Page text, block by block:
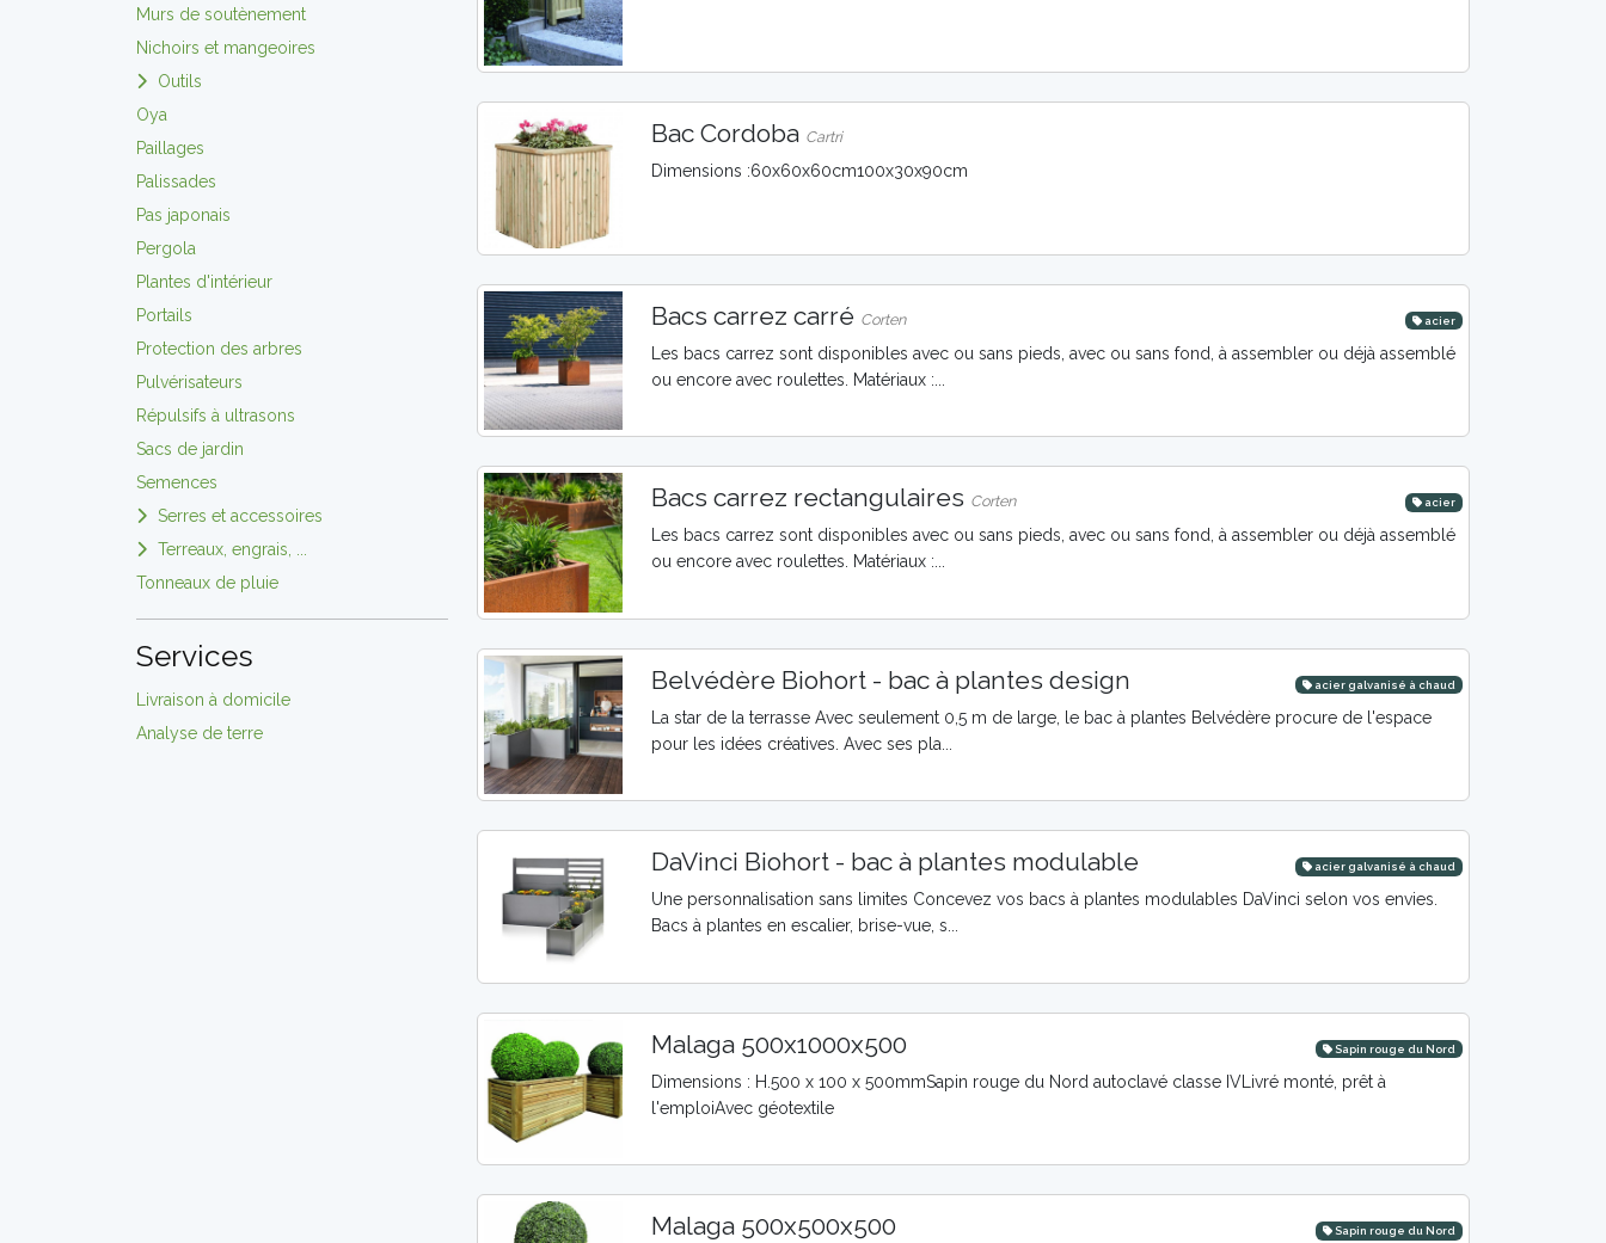
Murs de soutènement
Nichoirs et mangeoires
Outils
Oya
Paillages
Palissades
Pas japonais
Pergola
Plantes d'intérieur
Portails
Protection des arbres
Pulvérisateurs
Répulsifs à ultrasons
Sacs de jardin
Semences
Serres et accessoires
Terreaux, engrais, ...
Tonneaux de pluie
Services
Livraison à domicile
Analyse de terre
Bac Cordoba Cartri
Dimensions :60x60x60cm100x30x90cm
Bacs carrez carré Corten acier
Les bacs carrez sont disponibles avec ou sans pieds, avec ou sans fond, à assembler ou déjà assemblé
ou encore avec roulettes. Matériaux :...
Bacs carrez rectangulaires Corten acier
Les bacs carrez sont disponibles avec ou sans pieds, avec ou sans fond, à assembler ou déjà assemblé
ou encore avec roulettes. Matériaux :...
Belvédère Biohort - bac à plantes design acier galvanisé à chaud
La star de la terrasse Avec seulement 0,5 m de large, le bac à plantes Belvédère procure de l'espace
pour les idées créatives. Avec ses pla...
DaVinci Biohort - bac à plantes modulable acier galvanisé à chaud
Une personnalisation sans limites Concevez vos bacs à plantes modulables DaVinci selon vos envies.
Bacs à plantes en escalier, brise-vue, s...
Malaga 500x1000x500 Sapin rouge du Nord
Dimensions : H.500 x 100 x 500mmSapin rouge du Nord autoclavé classe IVLivré monté, prêt à
l'emploiAvec géotextile
Malaga 500x500x500 Sapin rouge du Nord